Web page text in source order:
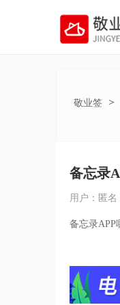
敬业签 >
备忘录
用户：匿名
备忘录APP